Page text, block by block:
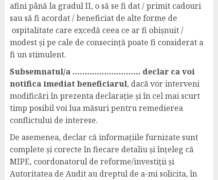
afini până la gradul II, o să se fi dat / primit cadouri
sau să fi acordat / beneficiat de alte forme de
ospitalitate care excedă ceea ce ar fi obișnuit /
modest și pe cale de consecință poate fi considerat a
fi un stimulent.
Subsemnatul/a ………………………. declar ca voi
notifica imediat beneficiarul, dacă vor interveni
modificări în prezenta declarație și în cel mai scurt
timp posibil voi lua măsuri pentru remedierea
conflictului de interese.
De asemenea, declar că informațiile furnizate sunt
complete și corecte în fiecare detaliu și înțeleg că
MIPE, coordonatorul de reforme/investiții și
Autoritatea de Audit au dreptul de a-mi solicita, în